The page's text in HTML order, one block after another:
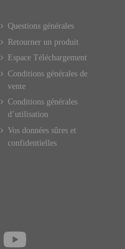
Questions générales
Retourner un produit
Espace Téléchargement
Conditions générales de
vente
Conditions générales
d’utilisation
Vos données sûres et
confidentielles